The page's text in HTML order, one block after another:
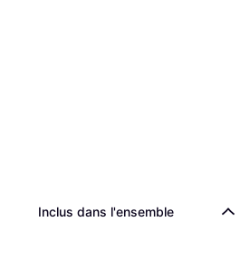
Inclus dans l'ensemble